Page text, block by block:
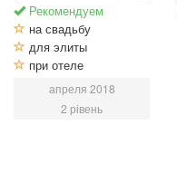
Рекомендуем
на свадьбу
для элиты
при отеле
апреля 2018
2 рівень